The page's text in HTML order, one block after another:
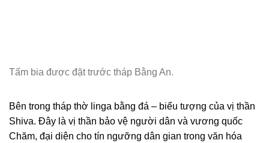
Tấm bia được đặt trước tháp Bằng An.
Bên trong tháp thờ linga bằng đá – biểu tượng của vị thần
Shiva. Đây là vị thần bảo vệ người dân và vương quốc
Chăm, đại diện cho tín ngưỡng dân gian trong văn hóa